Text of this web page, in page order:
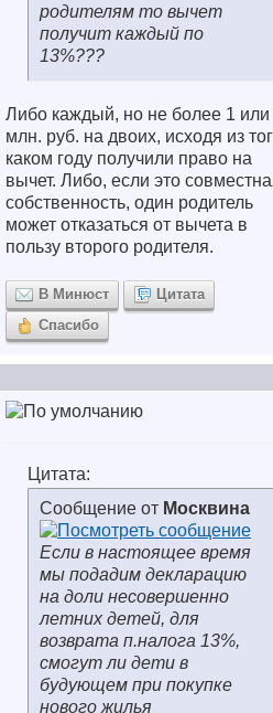
родителям то вычет
получит каждый по
13%???
Либо каждый, но не более 1 или
млн. руб. на двоих, исходя из
каком году получили право на
вычет. Либо, если это
собственность, один родитель
может отказаться от вычета в
пользу второго родителя.
В Минюст
Цитата
Спасибо
Цитата:
Сообщение от Москвина
Если в настоящее время
мы подадим декларацию
на доли несовершенно
летних детей, для
возврата п.налога 13%,
смогут ли дети в
будующем при покупке
нового жилья